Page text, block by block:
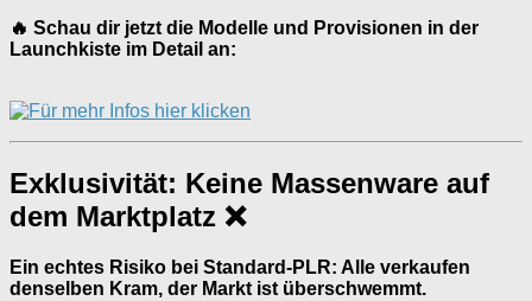
🔥 Schau dir jetzt die Modelle und Provisionen in der
Launchkiste im Detail an:
Exklusivität: Keine Massenware auf
dem Marktplatz ❌
Ein echtes Risiko bei Standard-PLR: Alle verkaufen
denselben Kram, der Markt ist überschwemmt.